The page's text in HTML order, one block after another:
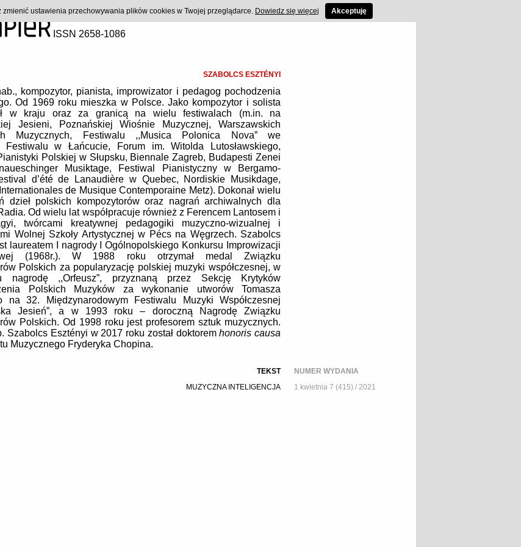
ISSN 2658-1086
SZABOLCS ESZTÉNYI
kompozytor, pianista, improwizator i pedagog pochodzenia
Od 1969 roku mieszka w Polsce. Jako kompozytor i solista
w kraju oraz za granicą na wielu festiwalach (m.in. na
Jesieni, Poznańskiej Wiośnie Muzycznej, Warszawskich
Muzycznych, Festiwalu ,,Musica Polonica Nova” we
Festiwalu w Łańcucie, Forum im. Witolda Lutosławskiego,
Polskiej w Słupsku, Biennale Zagreb, Budapesti Zenei
Musiktage, Festiwal Pianistyczny w Bergamo-
d’été de Lanaudière w Quebec, Nordiskie Musikdage,
de Musique Contemporaine Metz). Dokonał wielu
dzieł polskich kompozytorów oraz nagrań archiwalnych dla
Od wielu lat współpracuje również z Ferencem Lantosem i
twórcami kreatywnej pedagogiki muzyczno-wizualnej i
Wolnej Szkoły Artystycznej w Pécs na Węgrzech. Szabolcs
laureatem I nagrody I Ogólnopolskiego Konkursu Improwizacji
(1968r.). W 1988 roku otrzymał medal Związku
Polskich za popularyzację polskiej muzyki współczesnej, w
nagrodę ,,Orfeusz”, przyznaną przez Sekcję Krytyków
Polskich Muzyków za wykonanie utworów Tomasza
na 32. Międzynarodowym Festiwalu Muzyki Współczesnej
Jesień”, a w 1993 roku – doroczną Nagrodę Związku
Polskich. Od 1998 roku jest profesorem sztuk muzycznych.
Szabolcs Esztényi w 2017 roku został doktoremhonoris causa
Muzycznego Fryderyka Chopina.
TEKST
NUMER WYDANIA
MUZYCZNA INTELIGENCJA
1 kwietnia 7 (415) / 2021
zmienić ustawienia przechowywania plików cookies w Twojej przeglądarce. Dowiedz się więcej Akceptuję